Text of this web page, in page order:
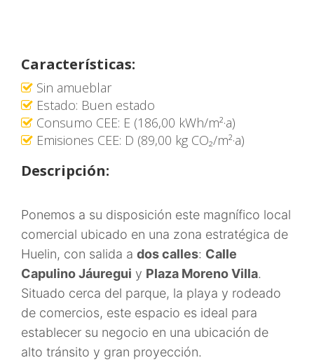
Características:
Sin amueblar
Estado: Buen estado
Consumo CEE: E (186,00 kWh/m²·a)
Emisiones CEE: D (89,00 kg CO₂/m²·a)
Descripción:
Ponemos a su disposición este magnífico local
comercial ubicado en una zona estratégica de
Huelin, con salida a dos calles: Calle
Capulino Jáuregui y Plaza Moreno Villa.
Situado cerca del parque, la playa y rodeado
de comercios, este espacio es ideal para
establecer su negocio en una ubicación de
alto tránsito y gran proyección.